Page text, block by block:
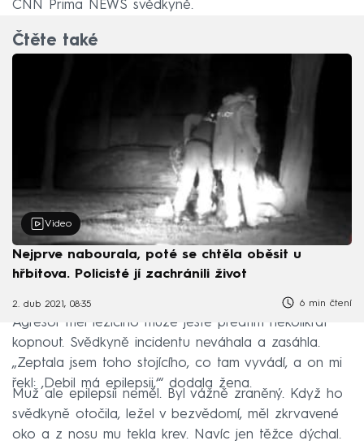
CNN Prima NEWS svědkyně.
Čtěte také
Video
Nejprve nabourala, poté se chtěla oběsit u
hřbitova. Policisté jí zachránili život
2. dub 2021, 08:35 6 min čtení
Agresor měl ležícího muže ještě předtím několikrát
kopnout. Svědkyně incidentu neváhala a zasáhla.
„Zeptala jsem toho stojícího, co tam vyvádí, a on mi
řekl: ‚Debil má epilepsii,‘“ dodala žena.
Muž ale epilepsii neměl. Byl vážně zraněný. Když ho
svědkyně otočila, ležel v bezvědomí, měl zkrvavené
oko a z nosu mu tekla krev. Navíc jen těžce dýchal.